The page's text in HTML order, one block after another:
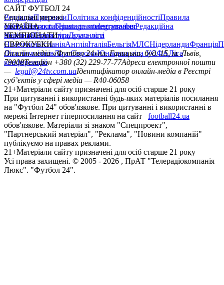
САЙТ ФУТБОЛ 24
РедакціяПрогнозиПолітика конфіденційностіПравила
сайтуКонтактиПравила коментуванняРедакційна
політикаСтруктура власності
Соціальні мережі
facebookxyoutubeinstagramtelegramviber
УКРАЇНА
УкраїнаПерша лігаДруга ліга
ЧЕМПІОНАТИ
НімеччинаІспаніяАнгліяІталіяБельгіяМЛСНідерландиФранція
ЄВРОКУБКИ
Ліга чемпіонівЛіга ЄвропиЮнацька ліга УЄФАЛіга
конференцій
Онлайн-медіа «Футбол 24»пл. Галицька, буд. 15, м. Львів,
79008Телефон +380 (32) 229-77-77Адреса електронної пошти
— legal@24tv.com.uaІдентифікатор онлайн-медіа в Реєстрі
суб’єктів у сфері медіа — R40-06058
21+Матеріали сайту призначені для осіб старше 21 року
При цитуванні і використанні будь-яких матеріалів посилання
на "Футбол 24" обов'язкове. При цитуванні і використанні в
мережі Інтернет гіперпосилання на сайт
football24.ua
обов'язкове. Матеріали зі знаком "Спецпроект",
"Партнерський матеріал", "Реклама", "Новини компаній"
публікуємо на правах реклами.
21+Матеріали сайту призначені для осіб старше 21 року
Усi права захищенi. © 2005 - 2026 , ПрАТ "Телерадіокомпанія
Люкс". "Футбол 24".